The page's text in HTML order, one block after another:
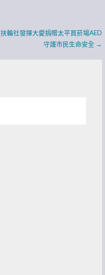
扶輪社發揮大愛捐贈太平買菸場AED
守護市民生命安全 →